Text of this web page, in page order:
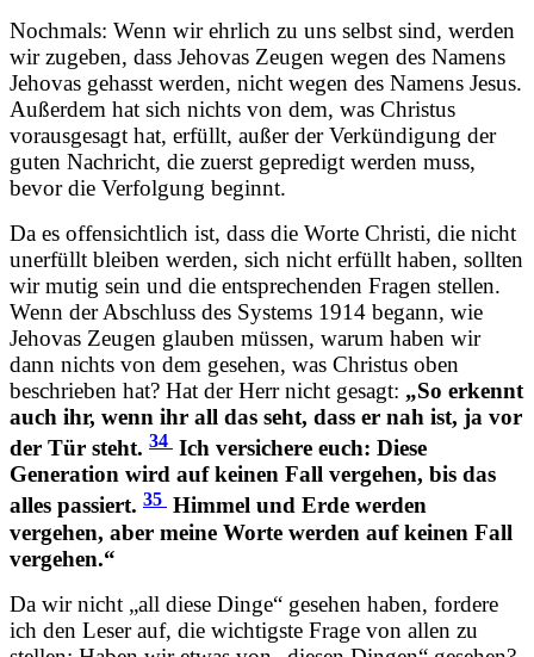
Nochmals: Wenn wir ehrlich zu uns selbst sind, werden
wir zugeben, dass Jehovas Zeugen wegen des Namens
Jehovas gehasst werden, nicht wegen des Namens Jesus.
Außerdem hat sich nichts von dem, was Christus
vorausgesagt hat, erfüllt, außer der Verkündigung der
guten Nachricht, die zuerst gepredigt werden muss,
bevor die Verfolgung beginnt.
Da es offensichtlich ist, dass die Worte Christi, die nicht
unerfüllt bleiben werden, sich nicht erfüllt haben, sollten
wir mutig sein und die entsprechenden Fragen stellen.
Wenn der Abschluss des Systems 1914 begann, wie
Jehovas Zeugen glauben müssen, warum haben wir
dann nichts von dem gesehen, was Christus oben
beschrieben hat? Hat der Herr nicht gesagt: „So erkennt
auch ihr, wenn ihr all das seht, dass er nah ist, ja vor
der Tür steht. 34 Ich versichere euch: Diese
Generation wird auf keinen Fall vergehen, bis das
alles passiert. 35 Himmel und Erde werden
vergehen, aber meine Worte werden auf keinen Fall
vergehen.“
Da wir nicht „all diese Dinge“ gesehen haben, fordere
ich den Leser auf, die wichtigste Frage von allen zu